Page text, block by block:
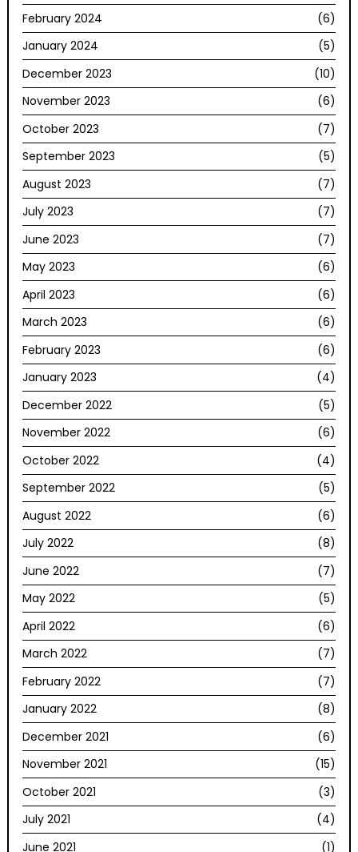
February 2024
(6)
January 2024
(5)
December 2023
(10)
November 2023
(6)
October 2023
(7)
September 2023
(5)
August 2023
(7)
July 2023
(7)
June 2023
(7)
May 2023
(6)
April 2023
(6)
March 2023
(6)
February 2023
(6)
January 2023
(4)
December 2022
(5)
November 2022
(6)
October 2022
(4)
September 2022
(5)
August 2022
(6)
July 2022
(8)
June 2022
(7)
May 2022
(5)
April 2022
(6)
March 2022
(7)
February 2022
(7)
January 2022
(8)
December 2021
(6)
November 2021
(15)
October 2021
(3)
July 2021
(4)
June 2021
(1)